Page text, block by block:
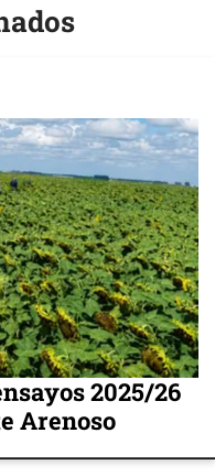
2025/26
Arenoso